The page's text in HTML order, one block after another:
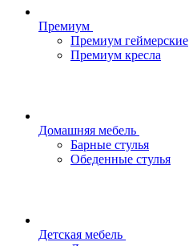
Премиум
Премиум геймерские
Премиум кресла
Домашняя мебель
Барные стулья
Обеденные стулья
Детская мебель